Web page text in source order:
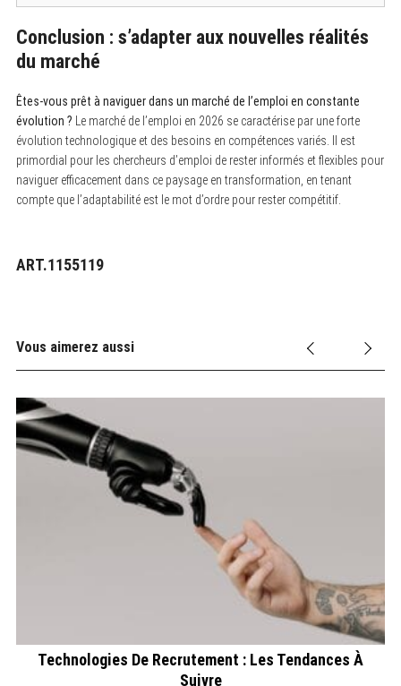
Conclusion : s’adapter aux nouvelles réalités
du marché
Êtes-vous prêt à naviguer dans un marché de l’emploi en constante
évolution ? Le marché de l’emploi en 2026 se caractérise par une forte
évolution technologique et des besoins en compétences variés. Il est
primordial pour les chercheurs d’emploi de rester informés et flexibles pour
naviguer efficacement dans ce paysage en transformation, en tenant
compte que l’adaptabilité est le mot d’ordre pour rester compétitif.
ART.1155119
Vous aimerez aussi
Technologies De Recrutement : Les Tendances À
Suivre